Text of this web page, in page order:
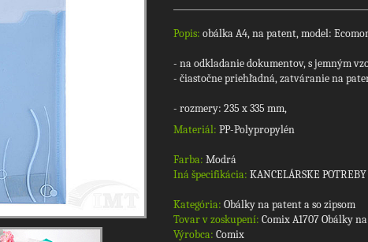
Popis: obálka A4, na patent, model:
- na odkladanie dokumentov, s jemným
- čiastočne priehľadná, zatváranie na
- rozmery: 235 x 335 mm,
Materiál: PP-Polypropylén
Farba: Modrá
Iná špecifikácia: KANCELÁRSKE POTREBY
Kategória: Obálky na patent a so zipsom
Tovar v zoskupení: Comix A1707 Obálky
Výrobca: Comix